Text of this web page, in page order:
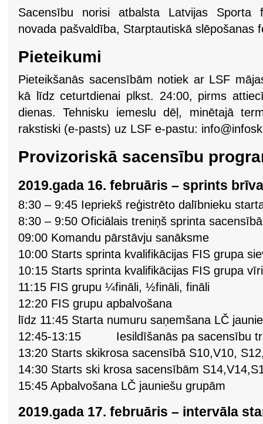
Sacensību norisi atbalsta Latvijas Sporta
novada pašvaldība, Starptautiskā slēpošanas
Pieteikumi
Pieteikšanās sacensībām notiek ar LSF
kā līdz ceturtdienai plkst. 24:00, pirms
dienas. Tehnisku iemeslu dēļ, minētajā
rakstiski (e-pasts) uz LSF e-pastu:
Provizoriskā sacensību
2019.gada 16. februāris – sprints
8:30 – 9:45 Iepriekš reģistrēto dalībnieku
8:30 – 9:50 Oficiālais treniņš sprinta
09:00 Komandu pārstāvju sanāksme
10:00 Starts sprinta kvalifikācijas FIS grupa
10:15 Starts sprinta kvalifikācijas FIS grupa
11:15 FIS grupu ¼fināli, ½fināli, fināli
12:20 FIS grupu apbalvošana
līdz 11:45 Starta numuru saņemšana LČ
12:45-13:15 Iesildīšanās pa sacensību
13:20 Starts skikrosa sacensībā S10,V10,
14:30 Starts ski krosa sacensībām
15:45 Apbalvošana LČ jauniešu grupām
2019.gada 17. februāris – intervāla